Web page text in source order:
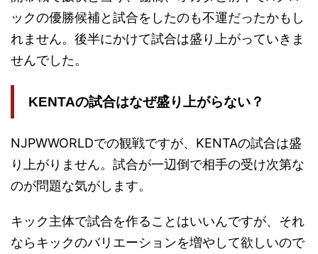
ックの優勝候補と試合をしたのも不運だったかもし
れません。後半にかけて試合は盛り上がっていきま
せんでした。
KENTAの試合はなぜ盛り上がらない？
NJPWWORLDでの観戦ですが、KENTAの試合は盛
り上がりません。試合が一辺倒で相手の受け次第な
のが問題な気がします。
キック主体で試合を作ることはいいんですが、それ
ならキックのバリエーションを増やして欲しいので